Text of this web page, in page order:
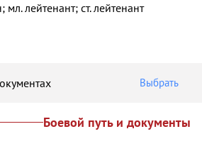
мл. лейтенант; ст. лейтенант
Выбрать
Боевой путь и документы